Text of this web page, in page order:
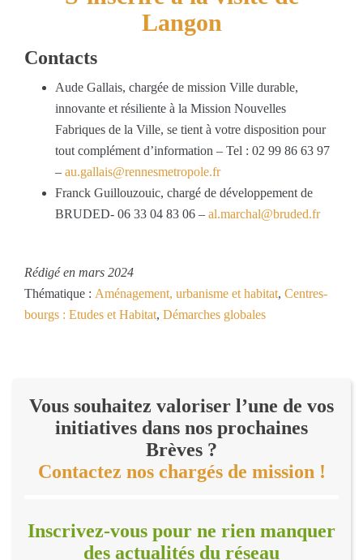
Langon
Contacts
Aude Gallais, chargée de mission Ville durable,
innovante et résiliente à la Mission Nouvelles
Fabriques de la Ville, se tient à votre disposition pour
tout complément d’information – Tel : 02 99 86 63 97
– au.gallais@rennesmetropole.fr
Franck Guillouzouic, chargé de développement de
BRUDED- 06 33 04 83 06 – al.marchal@bruded.fr
Rédigé en mars 2024
Thématique : Aménagement, urbanisme et habitat, Centres-
bourgs : Etudes et Habitat, Démarches globales
Vous souhaitez valoriser l’une de vos
initiatives dans nos prochaines
Brèves ?
Contactez nos chargés de mission !
Inscrivez-vous pour ne rien manquer
des actualités du réseau